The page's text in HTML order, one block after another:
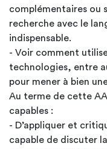
complémentaires ou
recherche avec le
indispensable.
- Voir comment
technologies, entre
pour mener à bien
Au terme de cette
capables :
- D’appliquer et
capable de discuter